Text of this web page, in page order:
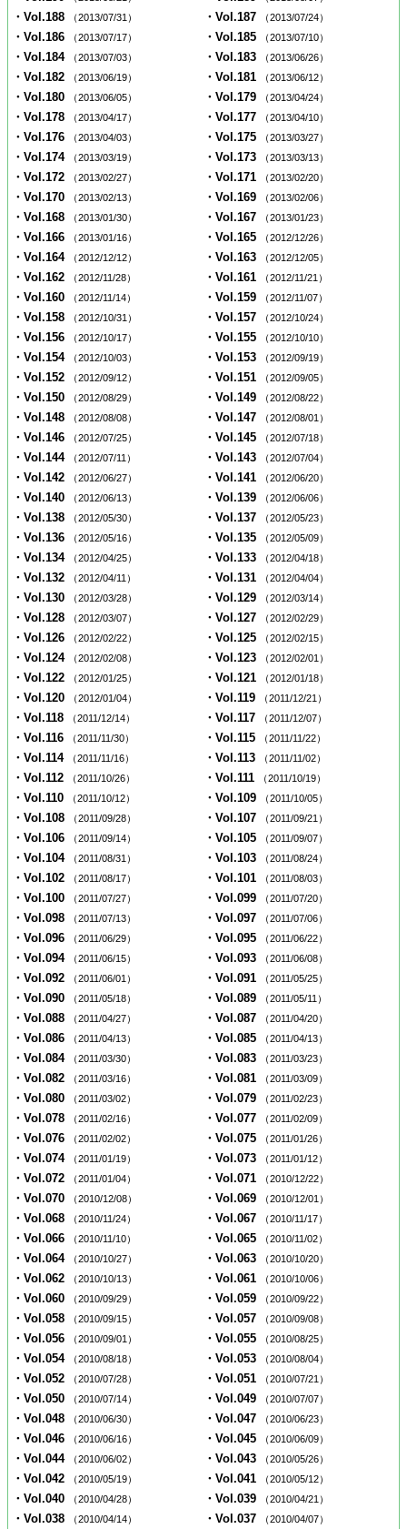
・Vol.188 （2013/07/31） ・Vol.187 （2013/07/24）
・Vol.186 （2013/07/17） ・Vol.185 （2013/07/10）
・Vol.184 （2013/07/03） ・Vol.183 （2013/06/26）
・Vol.182 （2013/06/19） ・Vol.181 （2013/06/12）
・Vol.180 （2013/06/05） ・Vol.179 （2013/04/24）
・Vol.178 （2013/04/17） ・Vol.177 （2013/04/10）
・Vol.176 （2013/04/03） ・Vol.175 （2013/03/27）
・Vol.174 （2013/03/19） ・Vol.173 （2013/03/13）
・Vol.172 （2013/02/27） ・Vol.171 （2013/02/20）
・Vol.170 （2013/02/13） ・Vol.169 （2013/02/06）
・Vol.168 （2013/01/30） ・Vol.167 （2013/01/23）
・Vol.166 （2013/01/16） ・Vol.165 （2012/12/26）
・Vol.164 （2012/12/12） ・Vol.163 （2012/12/05）
・Vol.162 （2012/11/28） ・Vol.161 （2012/11/21）
・Vol.160 （2012/11/14） ・Vol.159 （2012/11/07）
・Vol.158 （2012/10/31） ・Vol.157 （2012/10/24）
・Vol.156 （2012/10/17） ・Vol.155 （2012/10/10）
・Vol.154 （2012/10/03） ・Vol.153 （2012/09/19）
・Vol.152 （2012/09/12） ・Vol.151 （2012/09/05）
・Vol.150 （2012/08/29） ・Vol.149 （2012/08/22）
・Vol.148 （2012/08/08） ・Vol.147 （2012/08/01）
・Vol.146 （2012/07/25） ・Vol.145 （2012/07/18）
・Vol.144 （2012/07/11） ・Vol.143 （2012/07/04）
・Vol.142 （2012/06/27） ・Vol.141 （2012/06/20）
・Vol.140 （2012/06/13） ・Vol.139 （2012/06/06）
・Vol.138 （2012/05/30） ・Vol.137 （2012/05/23）
・Vol.136 （2012/05/16） ・Vol.135 （2012/05/09）
・Vol.134 （2012/04/25） ・Vol.133 （2012/04/18）
・Vol.132 （2012/04/11） ・Vol.131 （2012/04/04）
・Vol.130 （2012/03/28） ・Vol.129 （2012/03/14）
・Vol.128 （2012/03/07） ・Vol.127 （2012/02/29）
・Vol.126 （2012/02/22） ・Vol.125 （2012/02/15）
・Vol.124 （2012/02/08） ・Vol.123 （2012/02/01）
・Vol.122 （2012/01/25） ・Vol.121 （2012/01/18）
・Vol.120 （2012/01/04） ・Vol.119 （2011/12/21）
・Vol.118 （2011/12/14） ・Vol.117 （2011/12/07）
・Vol.116 （2011/11/30） ・Vol.115 （2011/11/22）
・Vol.114 （2011/11/16） ・Vol.113 （2011/11/02）
・Vol.112 （2011/10/26） ・Vol.111 （2011/10/19）
・Vol.110 （2011/10/12） ・Vol.109 （2011/10/05）
・Vol.108 （2011/09/28） ・Vol.107 （2011/09/21）
・Vol.106 （2011/09/14） ・Vol.105 （2011/09/07）
・Vol.104 （2011/08/31） ・Vol.103 （2011/08/24）
・Vol.102 （2011/08/17） ・Vol.101 （2011/08/03）
・Vol.100 （2011/07/27） ・Vol.099 （2011/07/20）
・Vol.098 （2011/07/13） ・Vol.097 （2011/07/06）
・Vol.096 （2011/06/29） ・Vol.095 （2011/06/22）
・Vol.094 （2011/06/15） ・Vol.093 （2011/06/08）
・Vol.092 （2011/06/01） ・Vol.091 （2011/05/25）
・Vol.090 （2011/05/18） ・Vol.089 （2011/05/11）
・Vol.088 （2011/04/27） ・Vol.087 （2011/04/20）
・Vol.086 （2011/04/13） ・Vol.085 （2011/04/13）
・Vol.084 （2011/03/30） ・Vol.083 （2011/03/23）
・Vol.082 （2011/03/16） ・Vol.081 （2011/03/09）
・Vol.080 （2011/03/02） ・Vol.079 （2011/02/23）
・Vol.078 （2011/02/16） ・Vol.077 （2011/02/09）
・Vol.076 （2011/02/02） ・Vol.075 （2011/01/26）
・Vol.074 （2011/01/19） ・Vol.073 （2011/01/12）
・Vol.072 （2011/01/04） ・Vol.071 （2010/12/22）
・Vol.070 （2010/12/08） ・Vol.069 （2010/12/01）
・Vol.068 （2010/11/24） ・Vol.067 （2010/11/17）
・Vol.066 （2010/11/10） ・Vol.065 （2010/11/02）
・Vol.064 （2010/10/27） ・Vol.063 （2010/10/20）
・Vol.062 （2010/10/13） ・Vol.061 （2010/10/06）
・Vol.060 （2010/09/29） ・Vol.059 （2010/09/22）
・Vol.058 （2010/09/15） ・Vol.057 （2010/09/08）
・Vol.056 （2010/09/01） ・Vol.055 （2010/08/25）
・Vol.054 （2010/08/18） ・Vol.053 （2010/08/04）
・Vol.052 （2010/07/28） ・Vol.051 （2010/07/21）
・Vol.050 （2010/07/14） ・Vol.049 （2010/07/07）
・Vol.048 （2010/06/30） ・Vol.047 （2010/06/23）
・Vol.046 （2010/06/16） ・Vol.045 （2010/06/09）
・Vol.044 （2010/06/02） ・Vol.043 （2010/05/26）
・Vol.042 （2010/05/19） ・Vol.041 （2010/05/12）
・Vol.040 （2010/04/28） ・Vol.039 （2010/04/21）
・Vol.038 （2010/04/14） ・Vol.037 （2010/04/07）